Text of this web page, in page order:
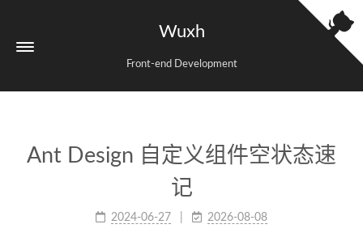
Wuxh
Front-end Development
Ant Design 自定义组件空状态速
记
2024-06-27 2026-08-08